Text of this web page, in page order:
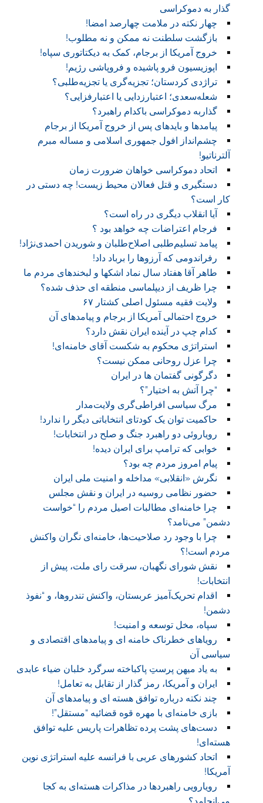
گذار به دموکراسی
چهار نکته در ملامت چهارصد امضا!
بازگشت سلطنت نه ممکن و نه مطلوب!
خروج آمریکا از برجام، کمک به دیکتاتوری سپاه!
اپوزیسیون فرو پاشیده و فروپاشی رژیم!
تراژدی کردستان؛ تجزیه‌گری یا تجزیه‌طلبی؟
شعله‌سعدی؛ اعتبارزدایی یا اعتبارفزایی؟
گذاربه دموکراسی باکدام راهبرد؟
پیامدها و بایدهای پس از خروج آمریکا از برجام
چشم‌انداز افول جمهوری اسلامی و مساله مبرم
آلترناتیو!
اتحاد دموکراسی خواهان ضرورت زمان
دستگیری و قتل فعالان محیط زیست! چه دستی در
کار است؟
آیا انقلاب دیگری در راه است؟
فرجام اعتراضات چه خواهد بود ؟
پیامد تسلیم‌طلبی اصلاح‌طلبان و شوریدن احمدی‌نژاد!
رفراندومی که آرزوها را برباد داد!
طاهر آقا هفتاد سال نماد اشکها و لبخندهای مردم ما
چرا ظریف از دیپلماسی منطقه ای حذف شده؟
ولایت فقیه مسئول اصلی کشتار ۶۷
خروج احتمالی آمریکا از برجام و پیامدهای آن
کدام چپ در آینده ایران نقش دارد؟
استراتژی محکوم به شکست آقای خامنه‌ای!
چرا عزل روحانی ممکن نیست؟
دگرگونی گفتمان ها در ایران
“چرا آتش به اختیار”؟
مرگ سیاسی افراطی‌گری ولایت‌مدار
حاکمیت توان یک کودتای انتخاباتی دیگر را ندارد!
رویاروئی دو راهبرد جنگ و صلح در انتخابات!
خوابی که ترامپ برای ایران دیده!
پیام امروز مردم چه بود؟
نگرش «انقلابی» مداخله و امنیت ملی ایران
حضور نظامی روسیه در ایران و نقش مجلس
چرا خامنه‌ای مطالبات اصیل مردم را “خواست
دشمن” می‌نامد؟
چرا با وجود رد صلاحیت‌ها، خامنه‌ای نگران واکنش
مردم است!؟
نقش شورای نگهبان، سرقت رای ملت، پیش از
انتخابات!
اقدام تحریک‌آمیز عربستان، واکنش تندروها، و “نفوذ
دشمن!
سپاه، مخل توسعه و امنیت!
رویاهای خطرناک خامنه ای و پیامدهای اقتصادی و
سیاسی آن
به یاد میهن پرستِ پاکباخته سرگرد خلبان ضیاء عابدی
ایران و آمریکا، رمز گذار از تقابل به تعامل!
چند نکته درباره توافق هسته ای و پیامدهای آن
بازی خامنه‌ای با مهره قوه قضائيه “مستقل”!
دست‌های پشت پرده تظاهرات پاريس عليه توافق
هسته‌ای!
اتحاد کشورهای عربی با فرانسه عليه استراتژی نوين
آمريکا!
رويارويی راهبردها در مذاکرات هسته‌ای به کجا